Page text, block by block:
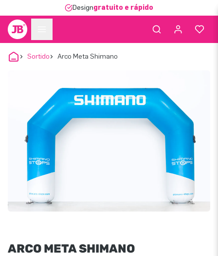
Designgratuito e rápido
Sortido Arco Meta Shimano
ARCO META SHIMANO